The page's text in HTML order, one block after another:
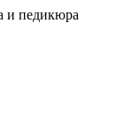
и педикюра